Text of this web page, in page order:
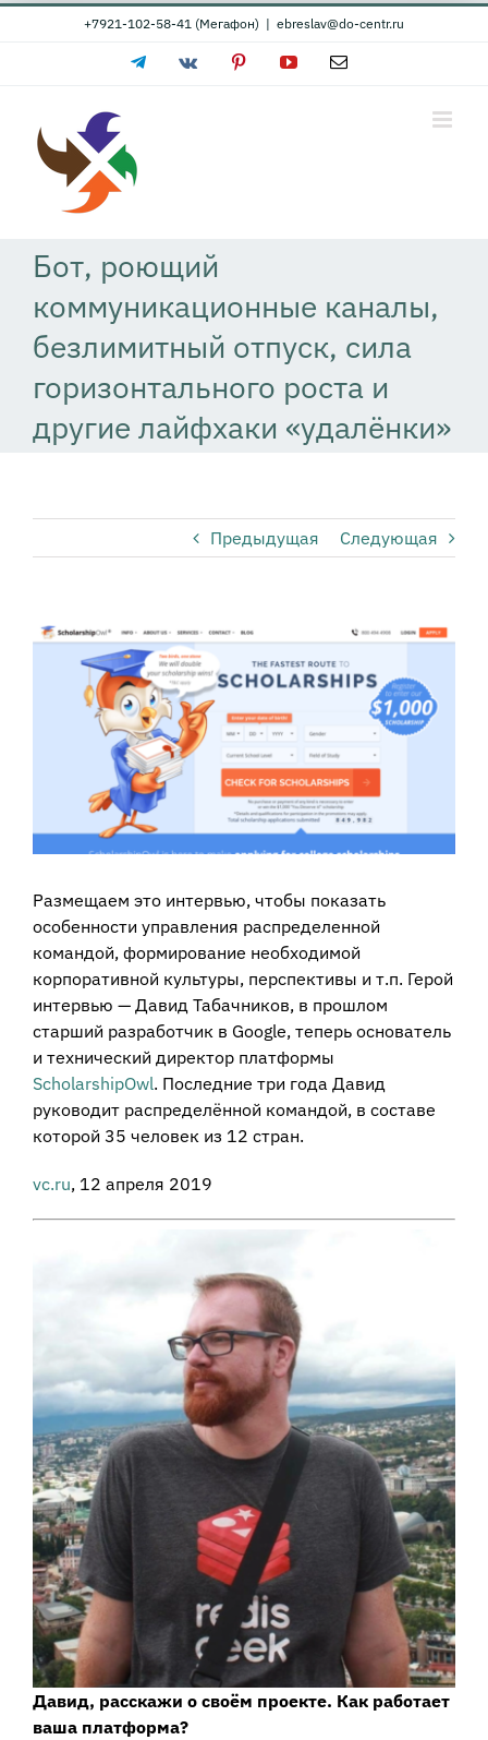
Skip
+7921-102-58-41 (Мегафон) | ebreslav@do-centr.ru
TelegramVk PinterestYouTubeEmail
Бот, роющий
коммуникационные каналы,
безлимитный отпуск, сила
горизонтального роста и
другие лайфхаки «удалёнки»
Предыдущая Следующая
View
Larger
Размещаем это интервью, чтобы показать
особенности управления распределенной
командой, формирование необходимой
корпоративной культуры, перспективы и т.п. Герой
интервью — Давид Табачников, в прошлом
старший разработчик в Google, теперь основатель
и технический директор платформы
ScholarshipOwl. Последние три года Давид
руководит распределённой командой, в составе
которой 35 человек из 12 стран.
vc.ru, 12 апреля 2019
Давид, расскажи о своём проекте. Как работает
ваша платформа?